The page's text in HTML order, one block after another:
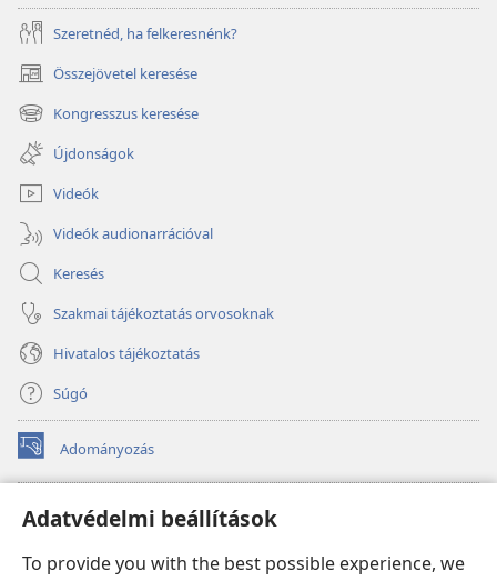
Adatvédelmi beállítások
To provide you with the best possible experience, we
Szeretnéd, ha felkeresnénk?
Összejövetel keresése
(opens
new
window)
Kongresszus keresése
(opens
new
window)
Újdonságok
Videók
Videók audionarrációval
Keresés
Szakmai tájékoztatás orvosoknak
Hivatalos tájékoztatás
Súgó
Adományozás
(opens
new
Őrtorony ONLINE KÖNYVTÁR
(opens
window)JW Hub
(opens